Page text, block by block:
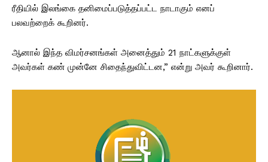
ரீதியில் இலங்கை தனிமைப்படுத்தப்பட்ட நாடாகும் எனப்
பலவற்றைக் கூறினர்.
ஆனால் இந்த விமர்சனங்கள் அனைத்தும் 21 நாட்களுக்குள்
அவர்கள் கண் முன்னே சிதைந்துவிட்டன,” என்று அவர் கூறினார்.